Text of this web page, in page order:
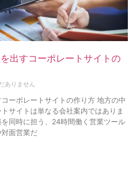
出すコーポレートサイトの
ありません
ーポレートサイトの作り方 地方の中
サイトは単なる会社案内ではありま
同時に担う、24時間働く営業ツール
面営業だ